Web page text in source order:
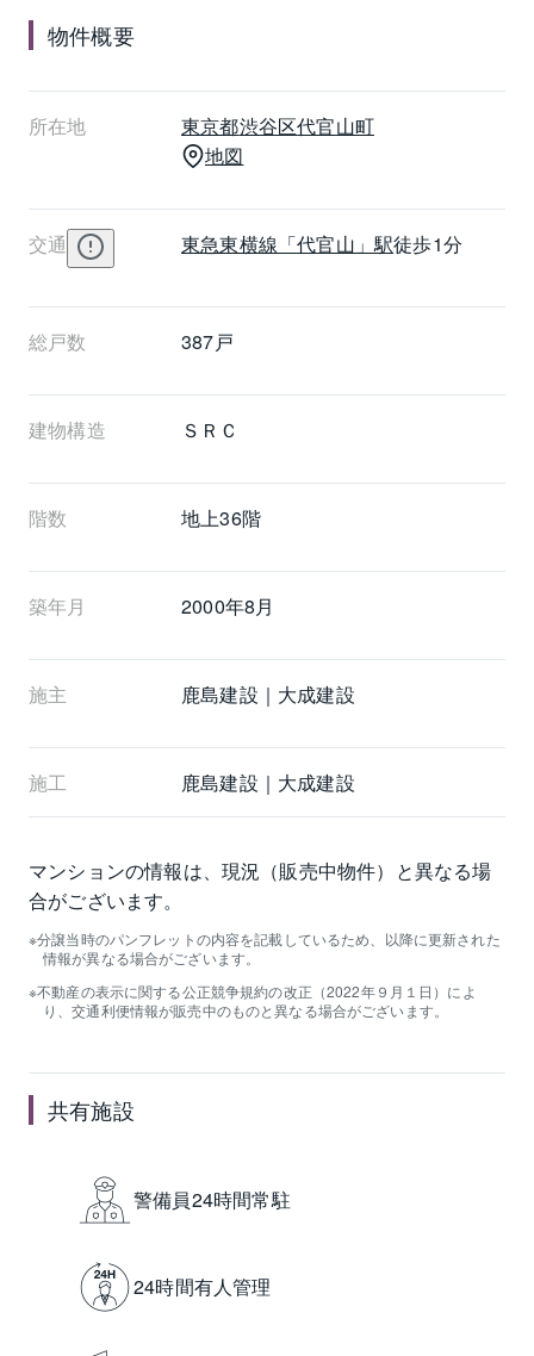
物件概要
所在地 東京都渋谷区代官山町
地図
交通 東急東横線 「代官山」駅徒歩1分
総戸数 387戸
建物構造 ＳＲＣ
階数 地上36階
築年月 2000年8月
施主 鹿島建設｜大成建設
施工 鹿島建設｜大成建設
マンションの情報は、現況（販売中物件）と異なる場
合がございます。
分譲当時のパンフレットの内容を記載しているため、以降に更新された
情報が異なる場合がございます。
不動産の表示に関する公正競争規約の改正（2022年９月１日）によ
り、交通利便情報が販売中のものと異なる場合がございます。
共有施設
警備員24時間常駐
24時間有人管理